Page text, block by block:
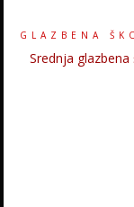
GLAZBENA
Srednja